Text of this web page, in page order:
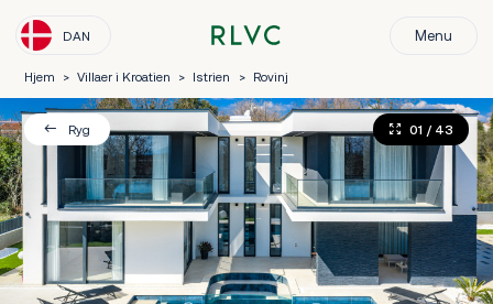
DAN Menu
Hjem > Villaer i Kroatien > Istrien > Rovinj
Ryg 01 / 43